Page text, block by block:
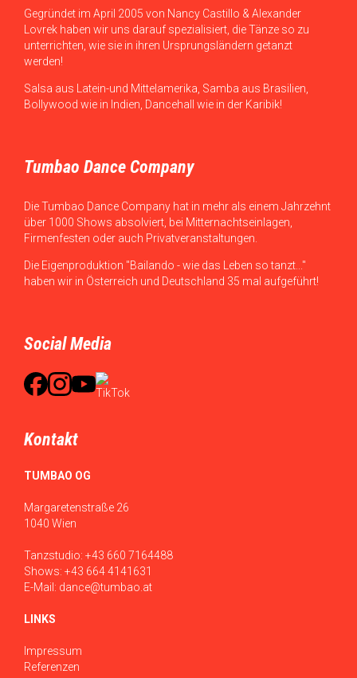
Gegründet im April 2005 von Nancy Castillo & Alexander
Lovrek haben wir uns darauf spezialisiert, die Tänze so zu
unterrichten, wie sie in ihren Ursprungsländern getanzt
werden!
Salsa aus Latein-und Mittelamerika, Samba aus Brasilien,
Bollywood wie in Indien, Dancehall wie in der Karibik!
Tumbao Dance Company
Die Tumbao Dance Company hat in mehr als einem Jahrzehnt
über 1000 Shows absolviert, bei Mitternachtseinlagen,
Firmenfesten oder auch Privatveranstaltungen.
Die Eigenproduktion "Bailando - wie das Leben so tanzt..."
haben wir in Österreich und Deutschland 35 mal aufgeführt!
Social Media
Kontakt
TUMBAO OG
Margaretenstraße 26
1040 Wien
Tanzstudio: +43 660 7164488
Shows: +43 664 4141631
E-Mail: dance@tumbao.at
LINKS
Impressum
Referenzen